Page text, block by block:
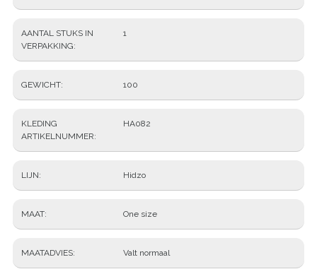
AANTAL STUKS IN
VERPAKKING
1
GEWICHT 100
KLEDING
ARTIKELNUMMER
HA082
LIJN Hidzo
MAAT One size
MAATADVIES Valt normaal